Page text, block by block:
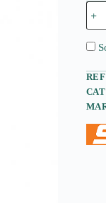
de
de
jacto
(0º)